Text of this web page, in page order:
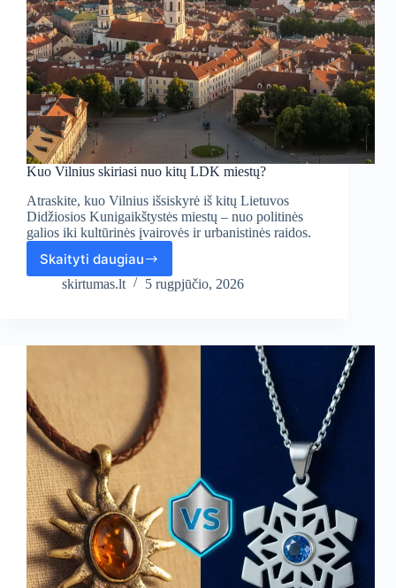
Kuo Vilnius skiriasi nuo kitų LDK miestų?
Atraskite, kuo Vilnius išsiskyrė iš kitų Lietuvos
Didžiosios Kunigaikštystės miestų – nuo politinės
galios iki kultūrinės įvairovės ir urbanistinės raidos.
Skaityti daugiau
Kuo
Vilnius
LDK
miestų?
skirtumas.lt 5 rugpjūčio, 2026